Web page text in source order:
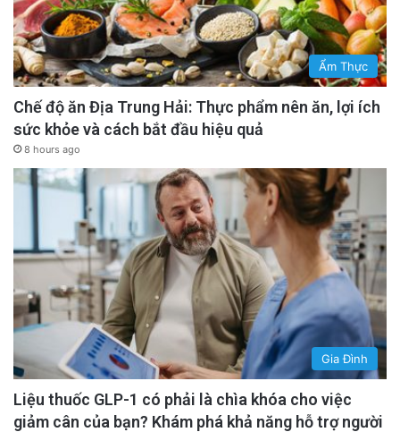
Ẩm Thực
Chế độ ăn Địa Trung Hải: Thực phẩm nên ăn, lợi ích
sức khỏe và cách bắt đầu hiệu quả
8 hours ago
Gia Đình
Liệu thuốc GLP-1 có phải là chìa khóa cho việc
giảm cân của bạn? Khám phá khả năng hỗ trợ người